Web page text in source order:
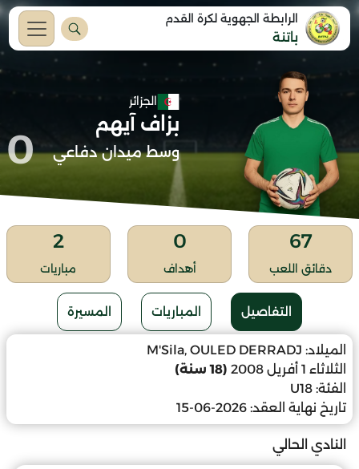
الرابطة الجهوية لكرة القدم
باتنة
الجزائر
بزاف آيهم
وسط ميدان دفاعي 0
67
دقائق اللعب
0
أهداف
2
مباريات
التفاصيل المباريات المسيرة
الميلاد: M'Sila, OULED DERRADJ
الثلاثاء 1 أفريل 2008
(18 سنة)
الفئة: U18
تاريخ نهاية العقد: 2026-06-15
النادي الحالي